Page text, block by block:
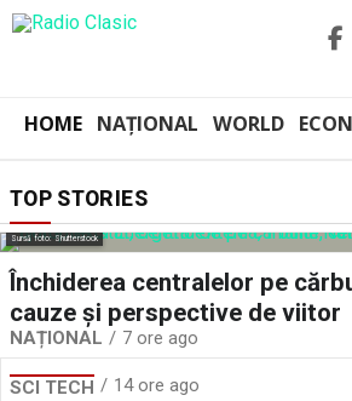
HOME NAȚIONAL WORLD
TOP STORIES
Sursă foto: Shutterstock
Închiderea centralelor pe
cauze și perspective de viitor
NAȚIONAL 7 ore ago
SCI TECH 14 ore ago